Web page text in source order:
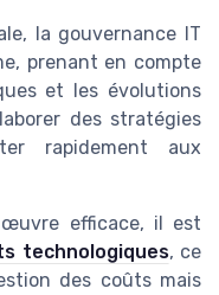
la gouvernance IT
prenant en compte
et les évolutions
des stratégies
rapidement aux
efficace, il est
technologiques, ce
des coûts mais